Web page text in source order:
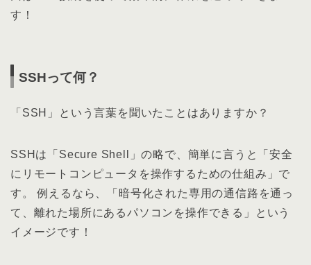
す！
SSHって何？
「SSH」という言葉を聞いたことはありますか？
SSHは「Secure Shell」の略で、簡単に言うと「安全
にリモートコンピュータを操作するための仕組み」で
す。 例えるなら、「暗号化された専用の通信路を通っ
て、離れた場所にあるパソコンを操作できる」という
イメージです！